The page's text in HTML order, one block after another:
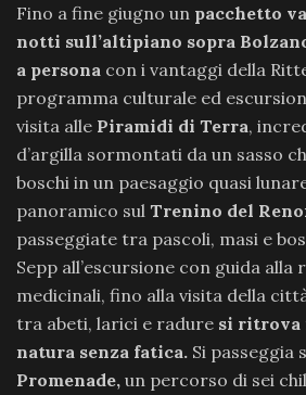
Fino a fine giugno un pacchetto
notti sull’altipiano sopra
a persona con i vantaggi della
programma culturale ed
visita alle Piramidi di Terra,
d’argilla sormontati da un sasso
boschi in un paesaggio quasi
panoramico sul Trenino del
passeggiate tra pascoli, masi e
Sepp all’escursione con guida alla
medicinali, fino alla visita della
tra abeti, larici e radure si ritrova
natura senza fatica. Si passeggia
Promenade, un percorso di sei